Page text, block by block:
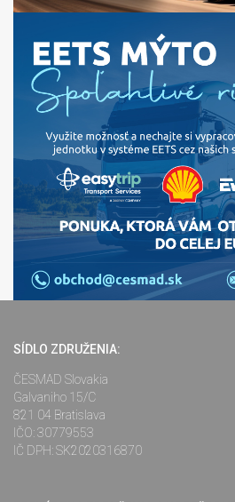
SÍDLO ZDRUŽENIA:
ČESMAD Slovakia
Galvaniho 15/C
821 04 Bratislava
IČO: 30779553
IČ DPH: SK2020316870